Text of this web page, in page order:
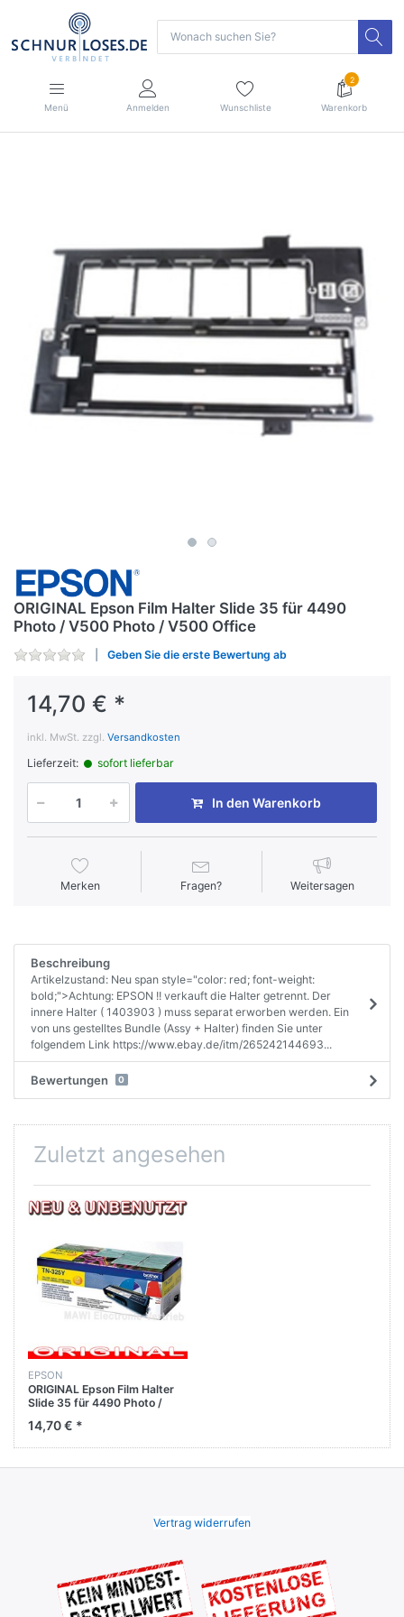
Menü Anmelden Wunschliste
2
Warenkorb
ORIGINAL Epson Film Halter Slide 35 für 4490
Photo / V500 Photo / V500 Office
Geben Sie die erste Bewertung ab
14,70 € *
inkl. MwSt. zzgl. Versandkosten
Lieferzeit: sofort lieferbar
In den Warenkorb
Merken Fragen? Weitersagen
Beschreibung
Artikelzustand: Neu span style="color: red; font-weight:
bold;">Achtung: EPSON !! verkauft die Halter getrennt. Der
innere Halter ( 1403903 ) muss separat erworben werden. Ein
von uns gestelltes Bundle (Assy + Halter) finden Sie unter
folgendem Link https://www.ebay.de/itm/265242144693...
Bewertungen 0
Zuletzt angesehen
EPSON
ORIGINAL Epson Film Halter
Slide 35 für 4490 Photo /
14,70 € *
Vertrag widerrufen